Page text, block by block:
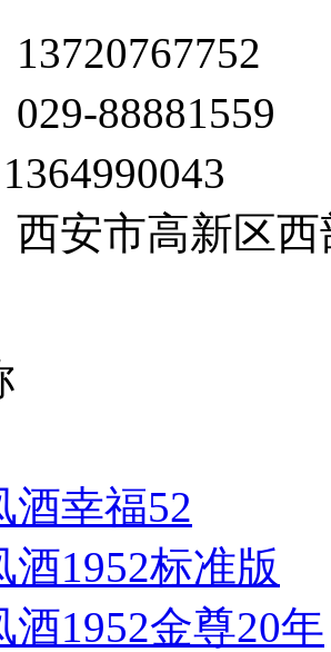
88881559
西安市高新区西
酒幸福52
酒1952标准版
酒1952金尊20年